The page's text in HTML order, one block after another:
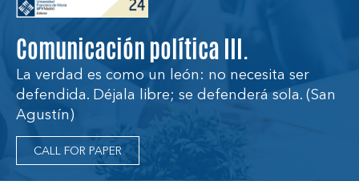
Comunicación política III.
La verdad es como un león: no necesita ser
defendida. Déjala libre; se defenderá sola. (San
Agustín)
CALL FOR PAPER